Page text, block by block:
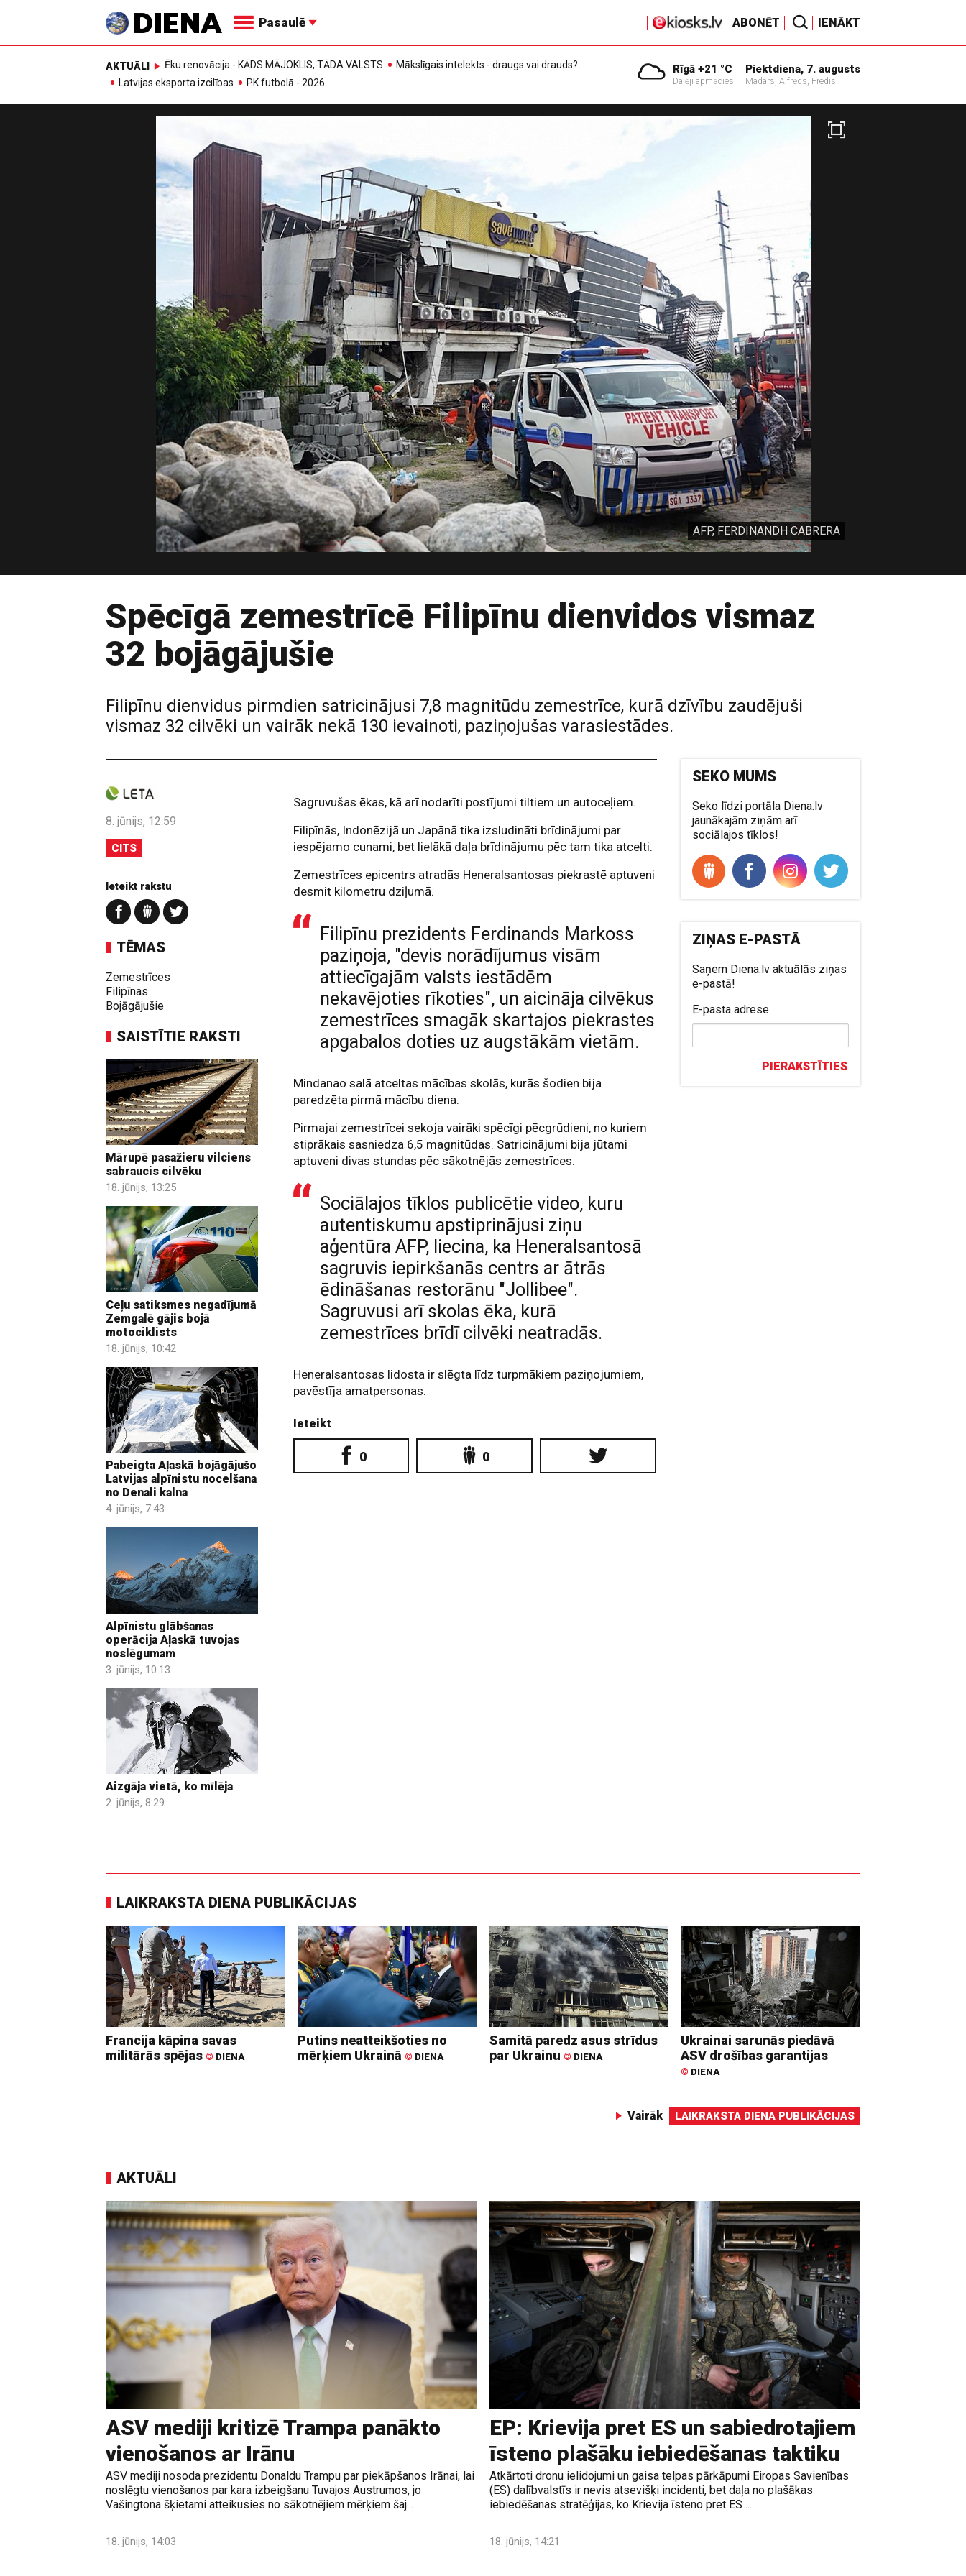
Pasaulē ABONĒT IENĀKT
AKTUĀLI Ēku renovācija - KĀDS MĀJOKLIS, TĀDA VALSTS
Mākslīgais intelekts - draugs vai drauds?
Latvijas eksporta izcilības
PK futbolā - 2026
Rīgā +21 °C
Daļēji apmācies
Piektdiena, 7. augusts
Madars, Alfrēds, Fredis
AFP, FERDINANDH CABRERA
Spēcīgā zemestrīcē Filipīnu dienvidos vismaz
32 bojāgājušie
Filipīnu dienvidus pirmdien satricinājusi 7,8 magnitūdu zemestrīce, kurā dzīvību zaudējuši
vismaz 32 cilvēki un vairāk nekā 130 ievainoti, paziņojušas varasiestādes.
8. jūnijs, 12:59
CITS
Ieteikt rakstu
TĒMAS
Zemestrīces
Filipīnas
Bojāgājušie
SAISTĪTIE RAKSTI
Mārupē pasažieru vilciens
sabraucis cilvēku
18. jūnijs, 13:25
Ceļu satiksmes negadījumā
Zemgalē gājis bojā
motociklists
18. jūnijs, 10:42
Pabeigta Aļaskā bojāgājušo
Latvijas alpīnistu nocelšana
no Denali kalna
4. jūnijs, 7:43
Alpīnistu glābšanas
operācija Aļaskā tuvojas
noslēgumam
3. jūnijs, 10:13
Aizgāja vietā, ko mīlēja
2. jūnijs, 8:29
Sagruvušas ēkas, kā arī nodarīti postījumi tiltiem un autoceļiem.
Filipīnās, Indonēzijā un Japānā tika izsludināti brīdinājumi par
iespējamo cunami, bet lielākā daļa brīdinājumu pēc tam tika atcelti.
Zemestrīces epicentrs atradās Heneralsantosas piekrastē aptuveni
desmit kilometru dziļumā.
Filipīnu prezidents Ferdinands Markoss
paziņoja, "devis norādījumus visām
attiecīgajām valsts iestādēm
nekavējoties rīkoties", un aicināja cilvēkus
zemestrīces smagāk skartajos piekrastes
apgabalos doties uz augstākām vietām.
Mindanao salā atceltas mācības skolās, kurās šodien bija
paredzēta pirmā mācību diena.
Pirmajai zemestrīcei sekoja vairāki spēcīgi pēcgrūdieni, no kuriem
stiprākais sasniedza 6,5 magnitūdas. Satricinājumi bija jūtami
aptuveni divas stundas pēc sākotnējās zemestrīces.
Sociālajos tīklos publicētie video, kuru
autentiskumu apstiprinājusi ziņu
aģentūra AFP, liecina, ka Heneralsantosā
sagruvis iepirkšanās centrs ar ātrās
ēdināšanas restorānu "Jollibee".
Sagruvusi arī skolas ēka, kurā
zemestrīces brīdī cilvēki neatradās.
Heneralsantosas lidosta ir slēgta līdz turpmākiem paziņojumiem,
pavēstīja amatpersonas.
Ieteikt
0 0
SEKO MUMS
Seko līdzi portāla Diena.lv
jaunākajām ziņām arī
sociālajos tīklos!
ZIŅAS E-PASTĀ
Saņem Diena.lv aktuālās ziņas
e-pastā!
E-pasta adrese
PIERAKSTĪTIES
LAIKRAKSTA DIENA PUBLIKĀCIJAS
Francija kāpina savas
militārās spējas © DIENA
Putins neatteikšoties no
mērķiem Ukrainā © DIENA
Samitā paredz asus strīdus
par Ukrainu © DIENA
Ukrainai sarunās piedāvā
ASV drošības garantijas
© DIENA
Vairāk LAIKRAKSTA DIENA PUBLIKĀCIJAS
AKTUĀLI
ASV mediji kritizē Trampa panākto
vienošanos ar Irānu
ASV mediji nosoda prezidentu Donaldu Trampu par piekāpšanos Irānai, lai
noslēgtu vienošanos par kara izbeigšanu Tuvajos Austrumos, jo
Vašingtona šķietami atteikusies no sākotnējiem mērķiem šaj...
18. jūnijs, 14:03
EP: Krievija pret ES un sabiedrotajiem
īsteno plašāku iebiedēšanas taktiku
Atkārtoti dronu ielidojumi un gaisa telpas pārkāpumi Eiropas Savienības
(ES) dalībvalstīs ir nevis atsevišķi incidenti, bet daļa no plašākas
iebiedēšanas stratēģijas, ko Krievija īsteno pret ES ...
18. jūnijs, 14:21